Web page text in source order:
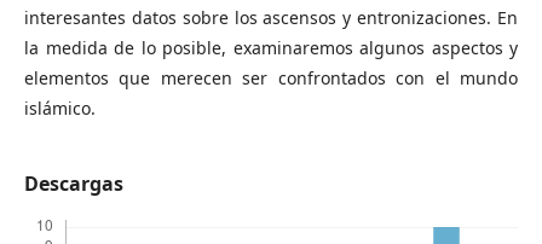
interesantes datos sobre los ascensos y entronizaciones. En
la medida de lo posible, examinaremos algunos aspectos y
elementos que merecen ser confrontados con el mundo
islámico.
Descargas